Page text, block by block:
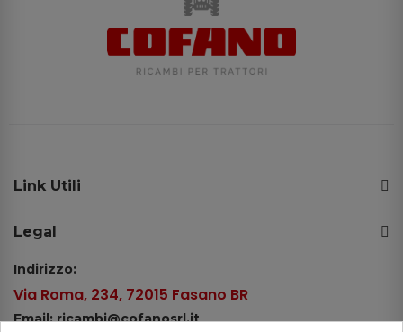
Link Utili
Legal
Indirizzo:
Via Roma, 234, 72015 Fasano BR
Email: ricambi@cofanosrl.it